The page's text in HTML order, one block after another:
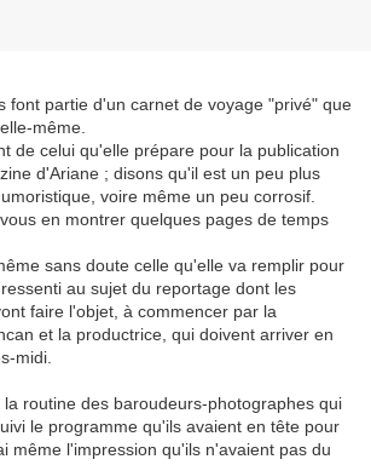
font partie d'un carnet de voyage "privé" que
même.
de celui qu'elle prépare pour la publication
d'Ariane ; disons qu'il est un peu plus
voire même un peu corrosif.
en montrer quelques pages de temps
sans doute celle qu'elle va remplir pour
au sujet du reportage dont les
faire l'objet, à commencer par la
et la productrice, qui doivent arriver en
midi.
routine des baroudeurs-photographes qui
le programme qu'ils avaient en tête pour
même l'impression qu'ils n'avaient pas du